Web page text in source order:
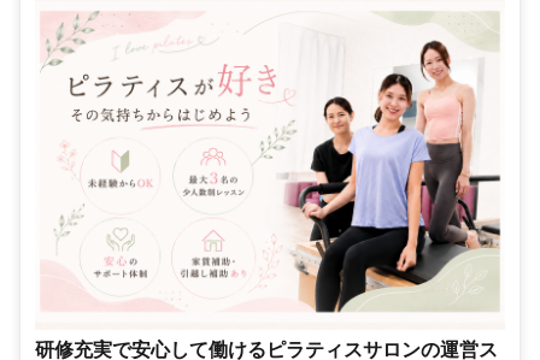
研修充実で安心して働けるピラティスサロンの運営ス